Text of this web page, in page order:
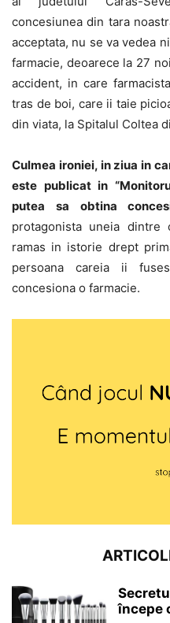
concesiunea din tara
acceptata, nu se va vedea
farmacie, deoarece la 27
accident, in care
tras de boi, care ii taie
din viata, la Spitalul Coltea
Culmea ironiei, in ziua in
este publicat in
putea sa obtina
protagonista uneia
ramas in istorie drept
persoana careia ii
concesiona o farmacie.
începe